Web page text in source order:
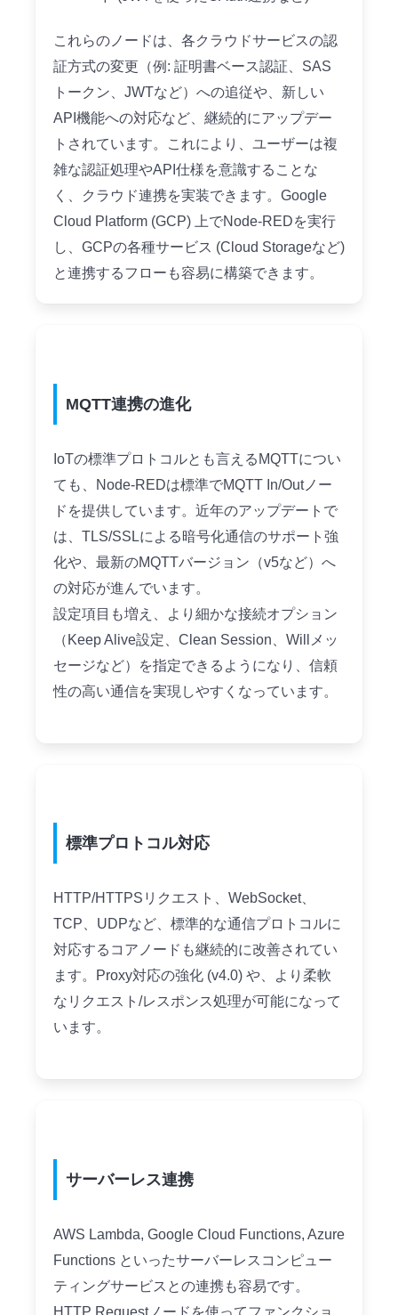
これらのノードは、各クラウドサービスの認
証方式の変更（例: 証明書ベース認証、SAS
トークン、JWTなど）への追従や、新しい
API機能への対応など、継続的にアップデー
トされています。これにより、ユーザーは複
雑な認証処理やAPI仕様を意識することな
く、クラウド連携を実装できます。Google
Cloud Platform (GCP) 上でNode-REDを実行
し、GCPの各種サービス (Cloud Storageなど)
と連携するフローも容易に構築できます。
MQTT連携の進化
IoTの標準プロトコルとも言えるMQTTについ
ても、Node-REDは標準でMQTT In/Outノー
ドを提供しています。近年のアップデートで
は、TLS/SSLによる暗号化通信のサポート強
化や、最新のMQTTバージョン（v5など）へ
の対応が進んでいます。
設定項目も増え、より細かな接続オプション
（Keep Alive設定、Clean Session、Willメッ
セージなど）を指定できるようになり、信頼
性の高い通信を実現しやすくなっています。
標準プロトコル対応
HTTP/HTTPSリクエスト、WebSocket、
TCP、UDPなど、標準的な通信プロトコルに
対応するコアノードも継続的に改善されてい
ます。Proxy対応の強化 (v4.0) や、より柔軟
なリクエスト/レスポンス処理が可能になって
います。
サーバーレス連携
AWS Lambda, Google Cloud Functions, Azure
Functions といったサーバーレスコンピュー
ティングサービスとの連携も容易です。